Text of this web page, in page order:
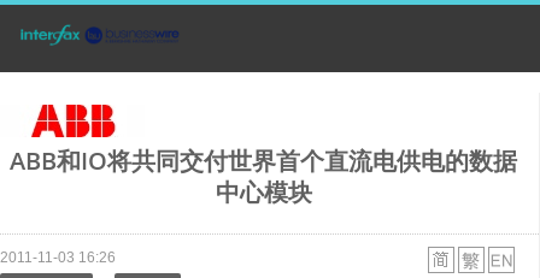
ABB和IO将共同交付世界首个直流电供电的数据
中心模块
2011-11-03 16:26